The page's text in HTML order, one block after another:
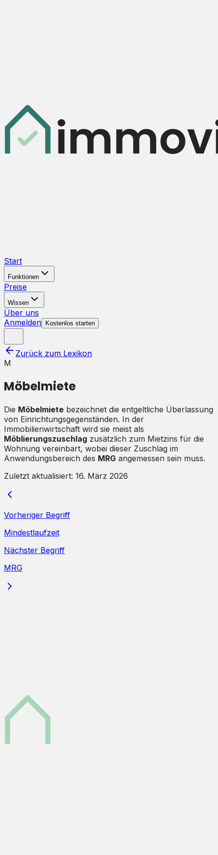
Start
Funktionen
Preise
Wissen
Über uns
Anmelden
Kostenlos starten
Zurück zum Lexikon
M
Möbelmiete
Die Möbelmiete bezeichnet die entgeltliche Überlassung
von Einrichtungsgegenständen. In der
Immobilienwirtschaft wird sie meist als
Möblierungszuschlag zusätzlich zum Mietzins für die
Wohnung vereinbart, wobei dieser Zuschlag im
Anwendungsbereich des MRG angemessen sein muss.
Zuletzt aktualisiert: 16. März 2026
Vorheriger Begriff
Mindestlaufzeit
Nächster Begriff
MRG